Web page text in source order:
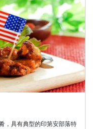
，具有典型的印第安部落特